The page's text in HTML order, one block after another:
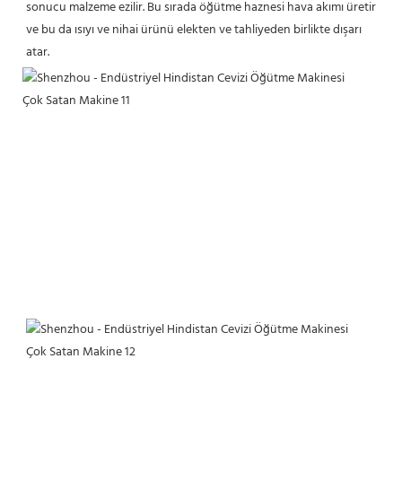
sonucu malzeme ezilir. Bu sırada öğütme haznesi hava akımı üretir
ve bu da ısıyı ve nihai ürünü elekten ve tahliyeden birlikte dışarı
atar.